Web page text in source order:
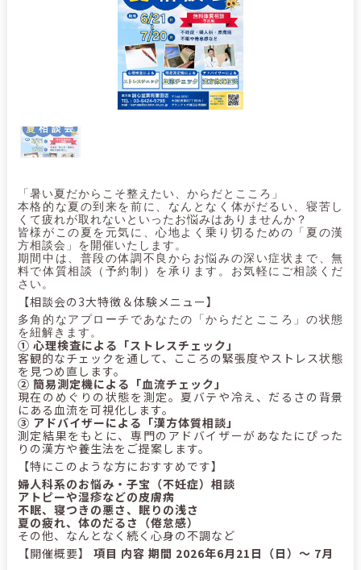
「暑い夏だからこそ整えたい、からだとこころ」
本格的な夏の到来を前に、なんとなく体がだるい、寝苦し
くて疲れが取れないといったお悩みはありませんか？
皆様がこの夏を元気に、心地よく乗り切るための「夏の漢
方相談会」を開催いたします。
期間中は、普段の体調不良からお悩みの深い症状まで、無
料で体質相談（予約制）を承ります。お気軽にご相談くだ
さい。
【相談会の3大特徴＆体験メニュー】
多角的なアプローチであなたの「からだとこころ」の状態
を紐解きます。
① 心理検査による「ストレスチェック」
客観的なチェックを通して、こころの緊張度やストレス状態
を見つめ直します。
② 簡易測定機による「血流チェック」
現在のめぐりの状態を測定。夏バテや冷え、だるさの背景
にある血流を可視化します。
③ アドバイザーによる「漢方体質相談」
測定結果をもとに、専門のアドバイザーがあなたにぴった
りの漢方や養生法をご提案します。
【特にこのような方におすすめです】
婦人科系のお悩み・子宝（不妊症）相談
アトピーや湿疹などの皮膚病
不眠、寝つきの悪さ、眠りの浅さ
夏の疲れ、体のだるさ（倦怠感）
その他、なんとなく続く心身の不調など
【開催概要】 項目 内容 期間 2026年6月21日（日）～ 7月